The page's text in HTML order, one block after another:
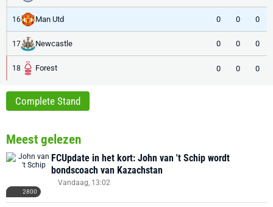
16 Man Utd 0 0 0
17 Newcastle 0 0 0
18 Forest 0 0 0
Complete Stand
Meest gelezen
2800
FCUpdate in het kort: John van 't Schip wordt
bondscoach van Kazachstan
Vandaag, 13:02